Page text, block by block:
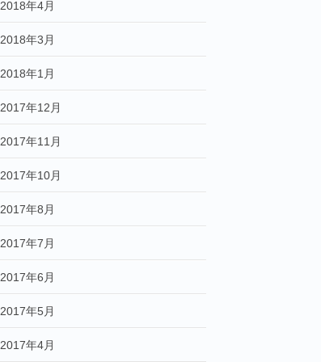
2018年4月
2018年3月
2018年1月
2017年12月
2017年11月
2017年10月
2017年8月
2017年7月
2017年6月
2017年5月
2017年4月